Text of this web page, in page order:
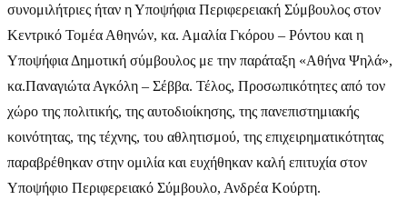
συνομιλήτριες ήταν η Υποψήφια Περιφερειακή Σύμβουλος στον
Κεντρικό Τομέα Αθηνών, κα. Αμαλία Γκόρου – Ρόντου και η
Υποψήφια Δημοτική σύμβουλος με την παράταξη «Αθήνα Ψηλά»,
κα.Παναγιώτα Αγκόλη – Σέββα. Τέλος, Προσωπικότητες από τον
χώρο της πολιτικής, της αυτοδιοίκησης, της πανεπιστημιακής
κοινότητας, της τέχνης, του αθλητισμού, της επιχειρηματικότητας
παραβρέθηκαν στην ομιλία και ευχήθηκαν καλή επιτυχία στον
Υποψήφιο Περιφερειακό Σύμβουλο, Ανδρέα Κούρτη.